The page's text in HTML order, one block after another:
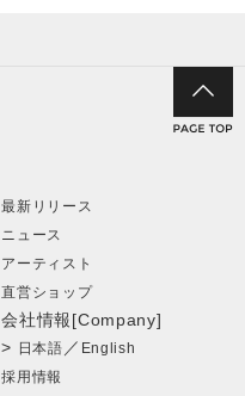
最新リリース
ニュース
アーティスト
直営ショップ
会社情報[Company]
> 日本語 ／ English
採用情報